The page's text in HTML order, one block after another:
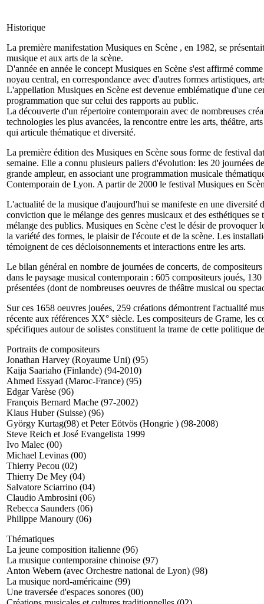
Historique
La première manifestation Musiques en Scène , en 1982, se
musique et aux arts de la scène.
D'année en année le concept Musiques en Scène s'est affirmé
noyau central, en correspondance avec d'autres formes artistiques,
L'appellation Musiques en Scène est devenue emblématique d'une
programmation que sur celui des rapports au public.
La découverte d'un répertoire contemporain avec de nombreuses
technologies les plus avancées, la rencontre entre les arts, théâtre,
qui articule thématique et diversité.
La première édition des Musiques en Scène sous forme de festival
semaine. Elle a connu plusieurs paliers d'évolution: les 20 journées
grande ampleur, en associant une programmation musicale
Contemporain de Lyon. A partir de 2000 le festival Musiques en
L'actualité de la musique d'aujourd'hui se manifeste en une diversité
conviction que le mélange des genres musicaux et des esthétiques
mélange des publics. Musiques en Scène c'est le désir de
la variété des formes, le plaisir de l'écoute et de la scène. Les
témoignent de ces décloisonnements et interactions entre les arts.
Le bilan général en nombre de journées de concerts, de
dans le paysage musical contemporain : 605 compositeurs joués,
présentées (dont de nombreuses oeuvres de théâtre musical ou
Sur ces 1658 oeuvres jouées, 259 créations démontrent l'actualité
récente aux références XX° siècle. Les compositeurs de Grame, les
spécifiques autour de solistes constituent la trame de cette politique
Portraits de compositeurs
Jonathan Harvey (Royaume Uni) (95)
Kaija Saariaho (Finlande) (94-2010)
Ahmed Essyad (Maroc-France) (95)
Edgar Varèse (96)
François Bernard Mache (97-2002)
Klaus Huber (Suisse) (96)
György Kurtag(98) et Peter Eötvös (Hongrie ) (98-2008)
Steve Reich et José Evangelista 1999
Ivo Malec (00)
Michael Levinas (00)
Thierry Pecou (02)
Thierry De Mey (04)
Salvatore Sciarrino (04)
Claudio Ambrosini (06)
Rebecca Saunders (06)
Philippe Manoury (06)
Thématiques
La jeune composition italienne (96)
La musique contemporaine chinoise (97)
Anton Webern (avec Orchestre national de Lyon) (98)
La musique nord-américaine (99)
Une traversée d'espaces sonores (00)